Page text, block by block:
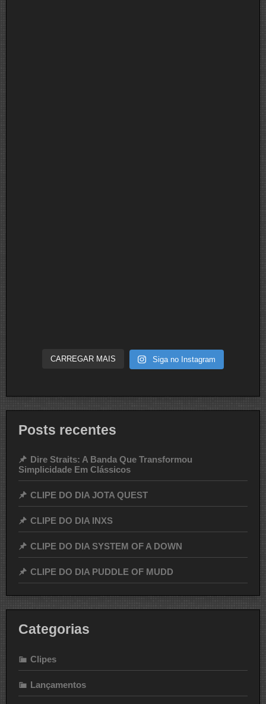
CARREGAR MAIS Siga no Instagram
Posts recentes
Dire Straits: A Banda Que Transformou
Simplicidade Em Clássicos
CLIPE DO DIA JOTA QUEST
CLIPE DO DIA INXS
CLIPE DO DIA SYSTEM OF A DOWN
CLIPE DO DIA PUDDLE OF MUDD
Categorias
Clipes
Lançamentos